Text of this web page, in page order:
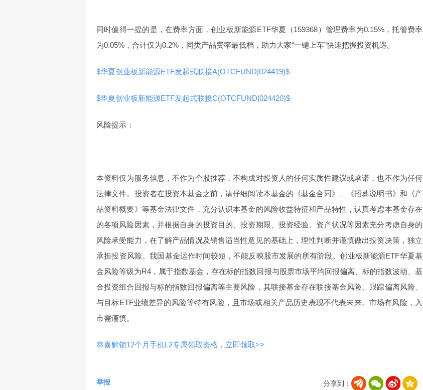
同时值得一提的是，在费率方面，创业板新能源ETF华夏（159368）管理费率为0.15%，托管费率
为0.05%，合计仅为0.2%，同类产品费率最低档，助力大家“一键上车”快速把握投资机遇。
$华夏创业板新能源ETF发起式联接A(OTCFUND|024419)$
$华夏创业板新能源ETF发起式联接C(OTCFUND|024420)$
风险提示：
本资料仅为服务信息，不作为个股推荐，不构成对投资人的任何实质性建议或承诺，也不作为任何
法律文件。投资者在投资本基金之前，请仔细阅读本基金的《基金合同》、《招募说明书》和《产
品资料概要》等基金法律文件，充分认识本基金的风险收益特征和产品特性，认真考虑本基金存在
的各项风险因素，并根据自身的投资目的、投资期限、投资经验、资产状况等因素充分考虑自身的
风险承受能力，在了解产品情况及销售适当性意见的基础上，理性判断并谨慎做出投资决策，独立
承担投资风险。我国基金运作时间较短，不能反映股市发展的所有阶段。创业板新能源ETF华夏基
金风险等级为R4，属于指数基金，存在标的指数回报与股票市场平均回报偏离、标的指数波动、基
金投资组合回报与标的指数回报偏离等主要风险，其联接基金存在联接基金风险、跟踪偏离风险、
与目标ETF业绩差异的风险等特有风险，且市场或相关产品历史表现不代表未来。市场有风险，入
市需谨慎。
恭喜解锁12个月手机L2专属领取资格，立即领取>>
分享到：
举报